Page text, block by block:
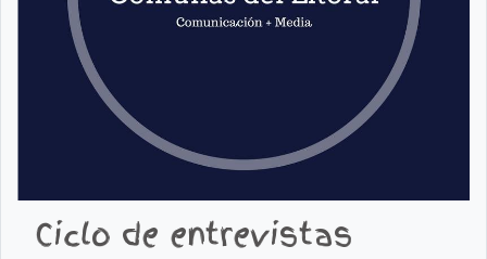
Ciclo de entrevistas